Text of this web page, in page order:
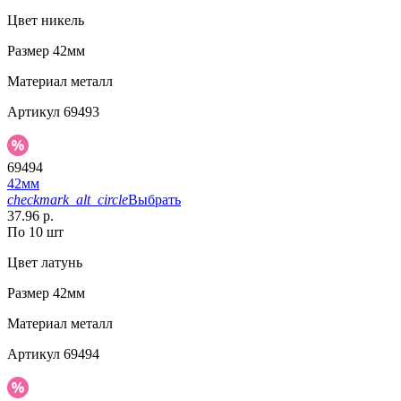
Цвет никель
Размер 42мм
Материал металл
Артикул 69493
69494
42мм
checkmark_alt_circleВыбрать
37.96 р.
По 10 шт
Цвет латунь
Размер 42мм
Материал металл
Артикул 69494